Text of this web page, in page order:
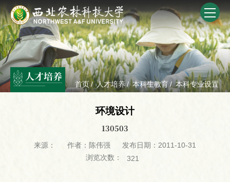
人才培养
首页 / 人才培养 / 本科生教育 / 本科专业设置
环境设计
130503
来源： 作者：陈伟强
发布日期：2011-10-31
浏览次数：
321